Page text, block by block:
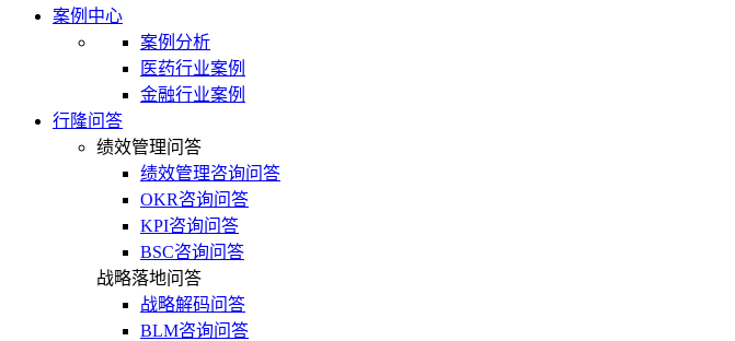
案例中心
案例分析
医药行业案例
金融行业案例
行隆问答
绩效管理问答
绩效管理咨询问答
OKR咨询问答
KPI咨询问答
BSC咨询问答
战略落地问答
战略解码问答
BLM咨询问答